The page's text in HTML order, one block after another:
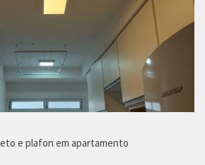
e plafon em apartamento